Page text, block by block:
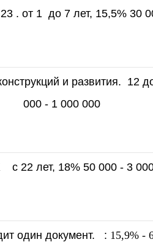
. от 1 до 7 лет, 15,5% 30
и развития. 12
000 - 1 000 000
22 лет, 18% 50 000 - 3
один документ. : 15,9% -